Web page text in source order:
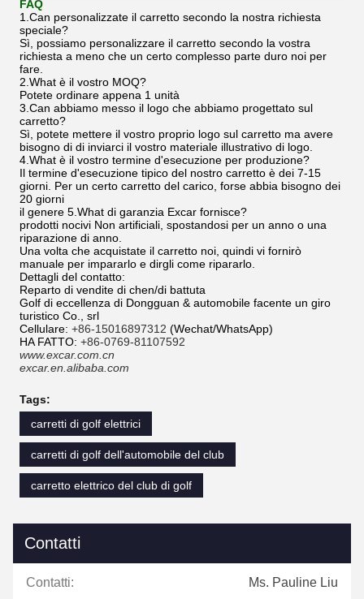
FAQ
1.Can personalizzate il carretto secondo la nostra richiesta
speciale?
Sì, possiamo personalizzare il carretto secondo la vostra
richiesta a meno che un certo complesso parte duro noi per
fare.
2.What è il vostro MOQ?
Potete ordinare appena 1 unità
3.Can abbiamo messo il logo che abbiamo progettato sul
carretto?
Sì, potete mettere il vostro proprio logo sul carretto ma avere
bisogno di di inviarci il vostro materiale illustrativo di logo.
4.What è il vostro termine d'esecuzione per produzione?
Il termine d'esecuzione tipico del nostro carretto è dei 7-15
giorni. Per un certo carretto del carico, forse abbia bisogno dei
20 giorni
il genere 5.What di garanzia Excar fornisce?
prodotti nocivi Non artificiali, spostandosi per un anno o una
riparazione di anno.
Una volta che acquistate il carretto noi, quindi vi fornirò
manuale per impararlo e dirgli come ripararlo.
Dettagli del contatto:
Reparto di vendite di chen/di battuta
Golf di eccellenza di Dongguan & automobile facente un giro
turistico Co., srl
Cellulare: +86-15016897312 (Wechat/WhatsApp)
HA FATTO: +86-0769-81107592
www.excar.com.cn
excar.en.alibaba.com
Tags:
carretti di golf elettrici
carretti di golf dell'automobile del club
carretto elettrico del club di golf
Contatti
Contatti: Ms. Pauline Liu